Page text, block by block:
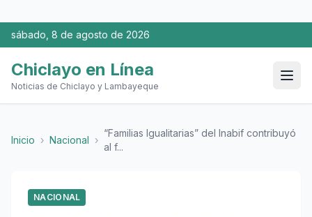
sábado, 8 de agosto de 2026
Chiclayo en Línea
Noticias de Chiclayo y Lambayeque
Inicio › Nacional ›
“Familias Igualitarias” del Inabif contribuyó
al f...
NACIONAL